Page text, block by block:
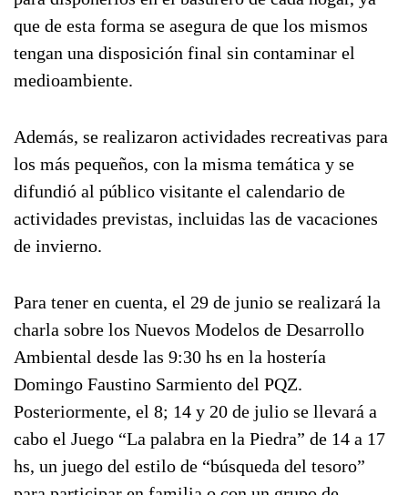
que de esta forma se asegura de que los mismos
tengan una disposición final sin contaminar el
medioambiente.
Además, se realizaron actividades recreativas para
los más pequeños, con la misma temática y se
difundió al público visitante el calendario de
actividades previstas, incluidas las de vacaciones
de invierno.
Para tener en cuenta, el 29 de junio se realizará la
charla sobre los Nuevos Modelos de Desarrollo
Ambiental desde las 9:30 hs en la hostería
Domingo Faustino Sarmiento del PQZ.
Posteriormente, el 8; 14 y 20 de julio se llevará a
cabo el Juego “La palabra en la Piedra” de 14 a 17
hs, un juego del estilo de “búsqueda del tesoro”